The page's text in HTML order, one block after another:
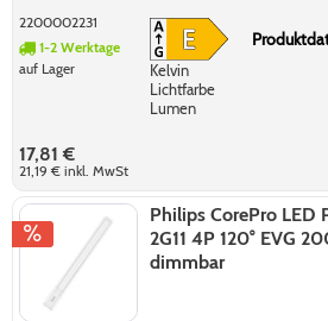
2200002231
1-2 Werktage
auf Lager
Kelvin
Lichtfarbe
Lumen
17,81 €
21,19 €inkl. MwSt
Philips CorePro LED
2G11 4P 120° EVG
dimmbar